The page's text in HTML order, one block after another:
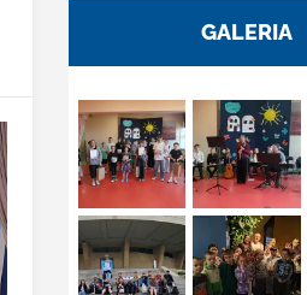
GALERIA